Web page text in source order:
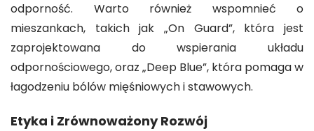
odporność. Warto również wspomnieć o
mieszankach, takich jak „On Guard”, która jest
zaprojektowana do wspierania układu
odpornościowego, oraz „Deep Blue”, która pomaga w
łagodzeniu bólów mięśniowych i stawowych.
Etyka i Zrównoważony Rozwój